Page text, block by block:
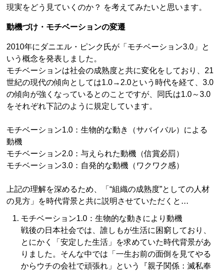
現実をどう見ていくのか？ を考えてみたいと思います。
動機づけ・モチベーションの変遷
2010年にダニエル・ピンク氏が「モチベーション3.0」と
いう概念を発表しました。
モチベーションは社会の成熟度と共に変化をしており、21
世紀の現代の傾向としては1.0→2.0という時代を経て、3.0
の傾向が強くなっているとのことですが、同氏は1.0～3.0
をそれぞれ下記のように規定しています。
モチベーション1.0：生物的な動き（サバイバル）による
動機
モチベーション2.0：与えられた動機（信賞必罰）
モチベーション3.0：自発的な動機（ワクワク感）
上記の理解を深めるため、「“組織の成熟度”としての人材
の見方」を時代背景と共に説明させていただくと…
モチベーション1.0：生物的な動きにより動機
戦後の日本社会では、誰しもが生活に困窮しており、
とにかく「安定した生活」を求めていた時代背景があ
りました。そんな中では「一生お前の面倒を見てやる
からウチの会社で頑張れ」という『親子関係：滅私奉